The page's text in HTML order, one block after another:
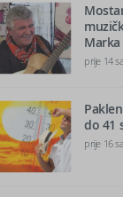
prije 14
do 41
prije 16